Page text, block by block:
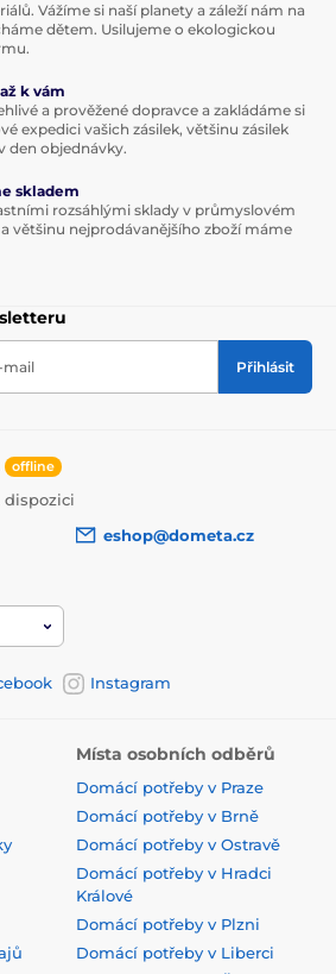
Vážíme si naší planety a záleží nám na
dětem. Usilujeme o ekologickou
k vám
a prověžené dopravce a zakládáme si
expedici vašich zásilek, většinu zásilek
den objednávky.
skladem
rozsáhlými sklady v průmyslovém
většinu nejprodávanějšího zboží máme
mail Přihlásit
offline
dispozici
eshop@dometa.cz
Instagram
Místa osobních odběrů
Domácí potřeby v Praze
Domácí potřeby v Brně
Domácí potřeby v Ostravě
Domácí potřeby v Hradci
Králové
Domácí potřeby v Plzni
Domácí potřeby v Liberci